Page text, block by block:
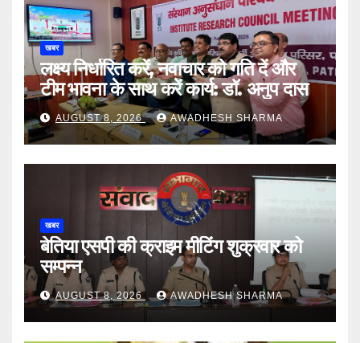
खबर
लक्ष्य निर्धारित करें, नवाचार को गति दें और
टीम भावना के साथ करें कार्य: डॉ. अनुप दास
AUGUST 8, 2026 AWADHESH SHARMA
खबर
बेतिया एसपी की क्राइम मीटिंग शुक्रवार को
सम्पन्न
AUGUST 8, 2026 AWADHESH SHARMA